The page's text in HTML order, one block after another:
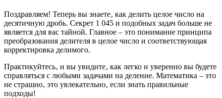
Поздравляем! Теперь вы знаете‚ как делить целое число на
десятичную дробь. Секрет 1 045 и подобных задач больше не
является для вас тайной. Главное – это понимание принципа
преобразования делителя в целое число и соответствующая
корректировка делимого.
Практикуйтесь‚ и вы увидите‚ как легко и уверенно вы будете
справляться с любыми задачами на деление. Математика – это
не страшно‚ это увлекательно‚ если знать правильные
подходы!